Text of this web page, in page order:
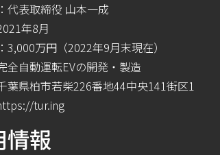
代表取締役 ⼭本⼀成
年8⽉
3,000万円（2022年9⽉末現在）
全自動運転EVの開発・製造
葉県柏市若柴226番地44中央141街区1
tur.ing
情報